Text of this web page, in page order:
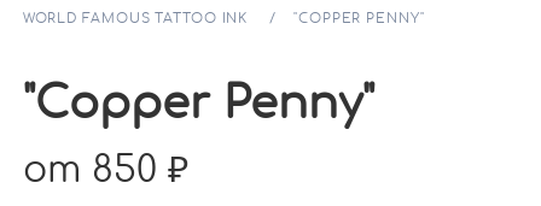
WORLD FAMOUS TATTOO INK "COPPER PENNY"
"Copper Penny"
от 850